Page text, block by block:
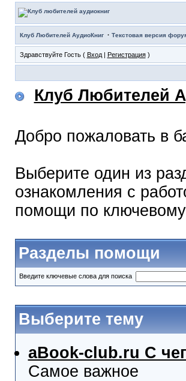
Клуб Любителей АудиоКниг· Текстовая версия
Здравствуйте Гость ( Вход| Регистрация)
Клуб Любителей
Добро пожаловать в
Выберите один из
ознакомления с
помощи по
Разделы помощи
Введите ключевые слова для поиска
Выберите тему
aBook-club.ru C
Самое важное